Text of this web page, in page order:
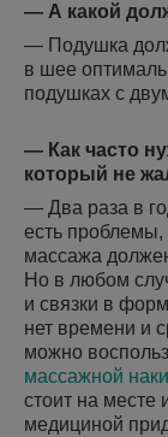
— А какой
— Подушка
в шее
подушках с
— Как часто
который не
— Два раза в
есть
массажа
Но в любом
и связки в
нет времени и
можно
массажной
стоит на месте
медициной